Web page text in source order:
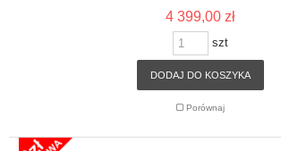
4 399,00 zł
szt
DODAJ DO KOSZYKA
Porównaj